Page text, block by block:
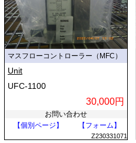
マスフローコントローラー（MFC）
Unit
UFC-1100
30,000円
お問い合わせ
【個別ページ】
【フォーム】
Z230331071